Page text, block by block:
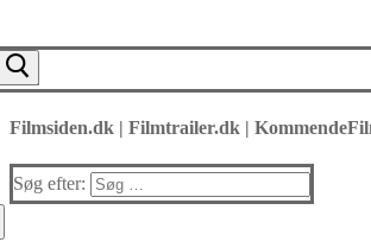
Filmsiden.dk | Filmtrailer.dk |
Søg efter: